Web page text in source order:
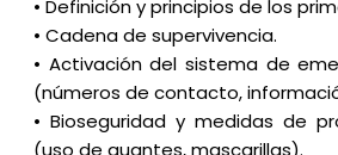
• Definición y principios de los
• Cadena de supervivencia.
• Activación del sistema de
(números de contacto,
• Bioseguridad y medidas de
(uso de guantes, mascarillas).